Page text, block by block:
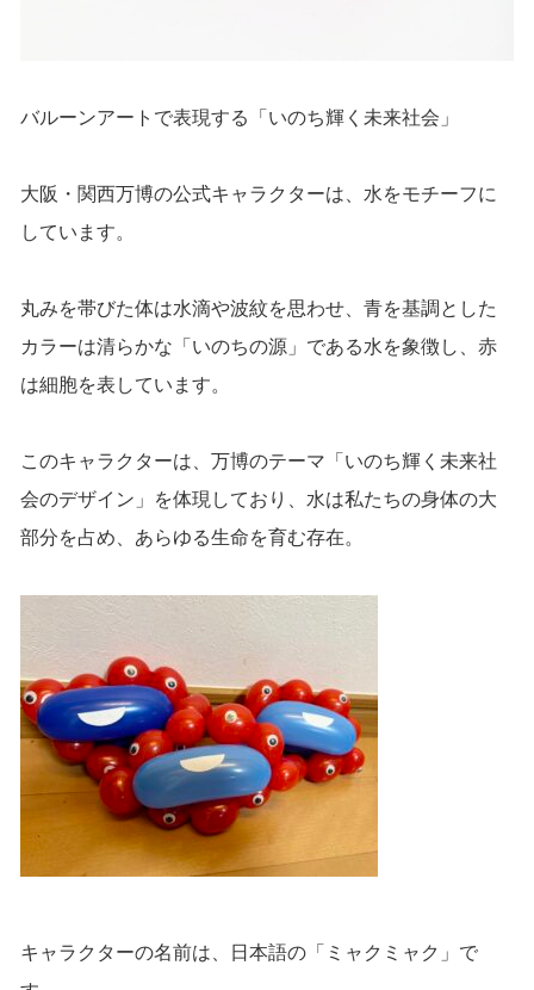
バルーンアートで表現する「いのち輝く未来社会」
大阪・関西万博の公式キャラクターは、水をモチーフに
しています。
丸みを帯びた体は水滴や波紋を思わせ、青を基調とした
カラーは清らかな「いのちの源」である水を象徴し、赤
は細胞を表しています。
このキャラクターは、万博のテーマ「いのち輝く未来社
会のデザイン」を体現しており、水は私たちの身体の大
部分を占め、あらゆる生命を育む存在。
キャラクターの名前は、日本語の「ミャクミャク」で